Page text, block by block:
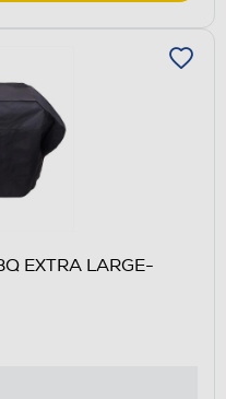
EXTRA LARGE-